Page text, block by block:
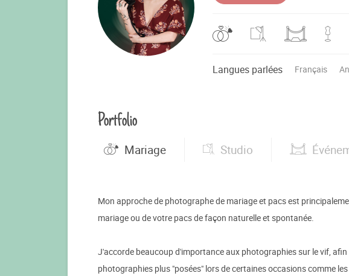
Langues parlées Français
Portfolio
Mariage Studio
Mon approche de photographe de mariage et pacs est
mariage ou de votre pacs de façon naturelle et spontanée.
J'accorde beaucoup d'importance aux photographies sur le vif,
photographies plus "posées" lors de certaines occasions comme